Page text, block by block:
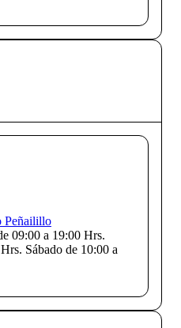
Peñailillo
09:00 a 19:00 Hrs.
Sábado de 10:00 a